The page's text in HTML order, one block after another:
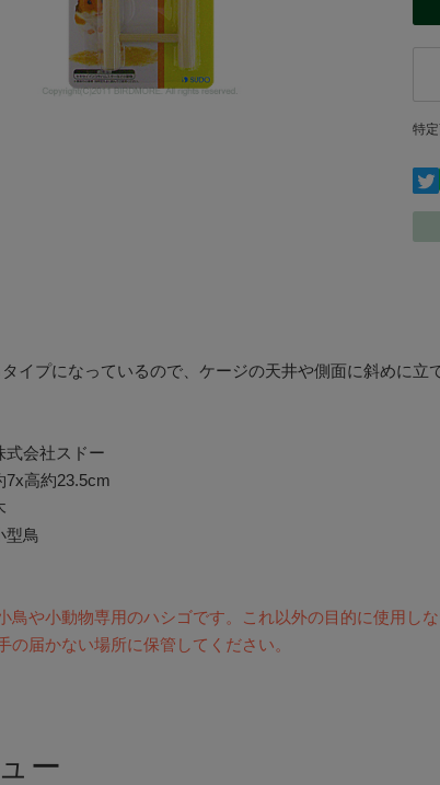
特
イプになっているので、ケージの天井や側面に斜めに立
式会社スドー
7x高約23.5cm
型鳥
鳥や小動物専用のハシゴです。これ以外の目的に使用しな
の届かない場所に保管してください。
ー